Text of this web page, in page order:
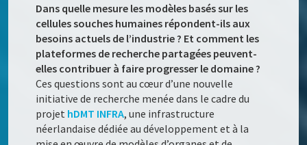
Dans quelle mesure les modèles basés sur les
cellules souches humaines répondent-ils aux
besoins actuels de l’industrie ? Et comment les
plateformes de recherche partagées peuvent-
elles contribuer à faire progresser le domaine ?
Ces questions sont au cœur d’une nouvelle
initiative de recherche menée dans le cadre du
projet hDMT INFRA, une infrastructure
néerlandaise dédiée au développement et à la